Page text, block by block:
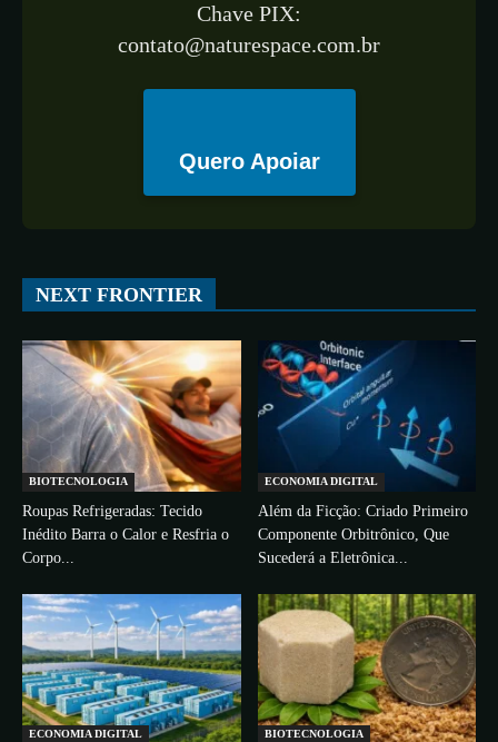
Chave PIX:
contato@naturespace.com.br
Quero Apoiar
NEXT FRONTIER
BIOTECNOLOGIA
Roupas Refrigeradas: Tecido
Inédito Barra o Calor e Resfria o
Corpo...
ECONOMIA DIGITAL
Além da Ficção: Criado Primeiro
Componente Orbitrônico, Que
Sucederá a Eletrônica...
ECONOMIA DIGITAL BIOTECNOLOGIA